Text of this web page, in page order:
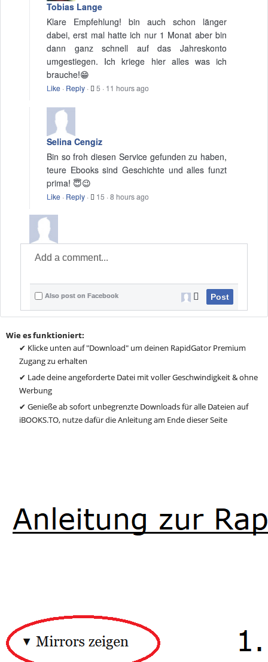
Tobias Lange
Klare Empfehlung! bin auch schon länger
dabei, erst mal hatte ich nur 1 Monat aber bin
dann ganz schnell auf das Jahreskonto
umgestiegen. Ich kriege hier alles was ich
brauche!😁
Like · Reply · 5 · 11 hours ago
Selina Cengiz
Bin so froh diesen Service gefunden zu haben,
teure Ebooks sind Geschichte und alles funzt
prima! 😇😉
Like · Reply · 15 ·8 hours ago
Also post on Facebook Post
Wie es funktioniert:
✔ Klicke unten auf "Download" um deinen RapidGator Premium
Zugang zu erhalten
✔ Lade deine angeforderte Datei mit voller Geschwindigkeit & ohne
Werbung
✔ Genieße ab sofort unbegrenzte Downloads für alle Dateien auf
iBOOKS.TO, nutze dafür die Anleitung am Ende dieser Seite